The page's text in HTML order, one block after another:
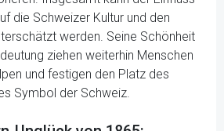
die Schweizer Kultur und den
werden. Seine Schönheit
ziehen weiterhin Menschen
und festigen den Platz des
Symbol der Schweiz.